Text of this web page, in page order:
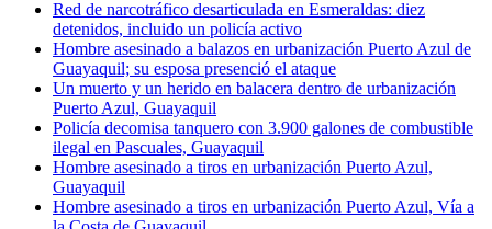
Red de narcotráfico desarticulada en Esmeraldas: diez
detenidos, incluido un policía activo
Hombre asesinado a balazos en urbanización Puerto Azul de
Guayaquil; su esposa presenció el ataque
Un muerto y un herido en balacera dentro de urbanización
Puerto Azul, Guayaquil
Policía decomisa tanquero con 3.900 galones de combustible
ilegal en Pascuales, Guayaquil
Hombre asesinado a tiros en urbanización Puerto Azul,
Guayaquil
Hombre asesinado a tiros en urbanización Puerto Azul, Vía a